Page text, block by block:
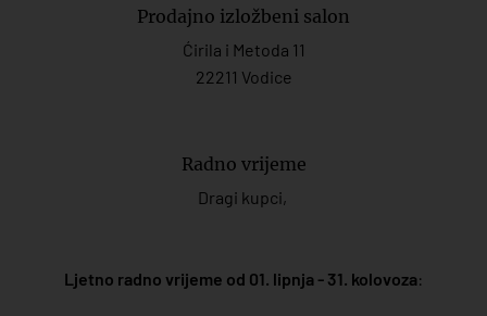
Prodajno izložbeni salon
Ćirila i Metoda 11
22211 Vodice
Radno vrijeme
Dragi kupci,
Ljetno radno vrijeme od 01. lipnja - 31. kolovoza: